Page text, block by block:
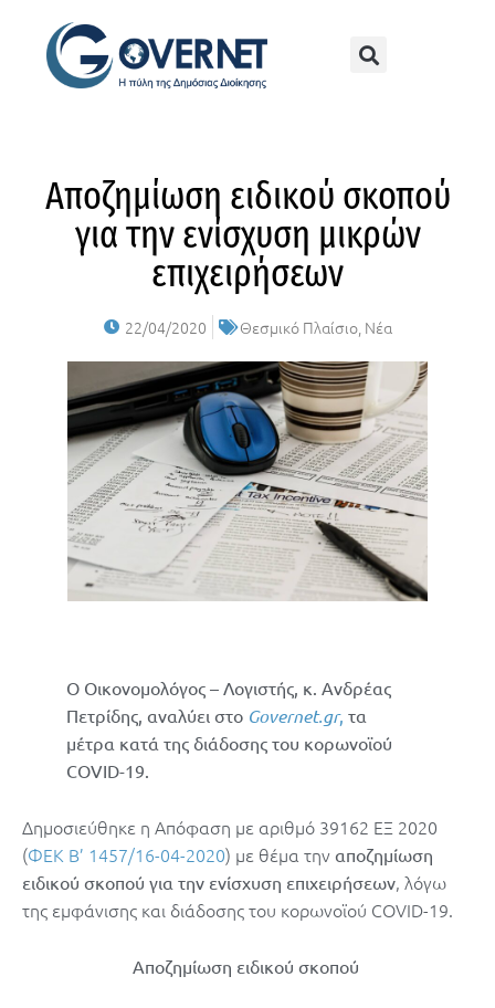
Αποζημίωση ειδικού σκοπού
για την ενίσχυση μικρών
επιχειρήσεων
22/04/2020 Θεσμικό Πλαίσιο, Νέα
O Οικονομολόγος – Λογιστής, κ. Ανδρέας
Πετρίδης, αναλύει στο Governet.gr, τα
μέτρα κατά της διάδοσης του κορωνοϊού
COVID-19.
Δημοσιεύθηκε η Απόφαση με αριθμό 39162 ΕΞ 2020
(ΦΕΚ Β’ 1457/16-04-2020) με θέμα την αποζημίωση
ειδικού σκοπού για την ενίσχυση επιχειρήσεων, λόγω
της εμφάνισης και διάδοσης του κορωνοϊού COVID-19.
Αποζημίωση ειδικού σκοπού